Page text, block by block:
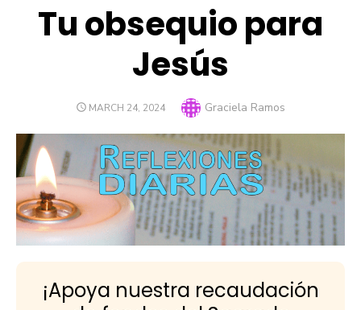
Tu obsequio para
Jesús
POSTED
MARCH 24, 2024 Author
Graciela Ramos
¡Apoya nuestra recaudación